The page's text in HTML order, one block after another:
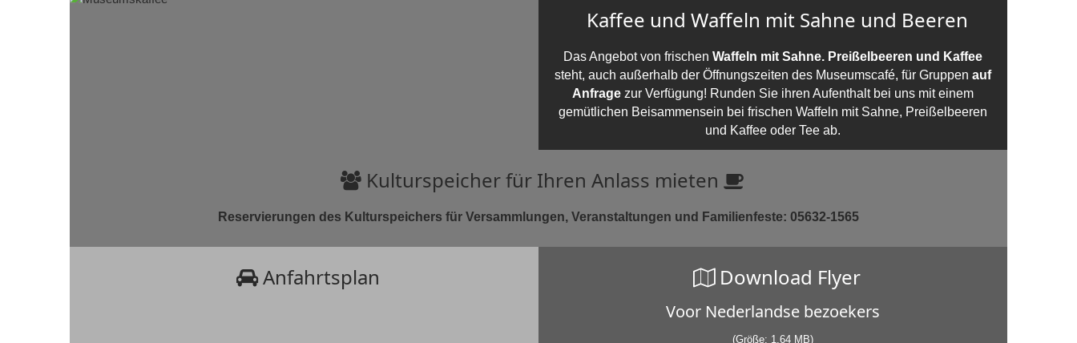
Kaffee und Waffeln mit Sahne und Beeren
Das Angebot von frischen Waffeln mit Sahne. Preißelbeeren und Kaffee
steht, auch außerhalb der Öffnungszeiten des Museumscafé, für Gruppen auf
Anfrage zur Verfügung! Runden Sie ihren Aufenthalt bei uns mit einem
gemütlichen Beisammensein bei frischen Waffeln mit Sahne, Preißelbeeren
und Kaffee oder Tee ab.
Kulturspeicher für Ihren Anlass mieten
Reservierungen des Kulturspeichers für Versammlungen, Veranstaltungen und Familienfeste: 05632-1565
Anfahrtsplan Download Flyer
Voor Nederlandse bezoekers
(Größe: 1,64 MB)